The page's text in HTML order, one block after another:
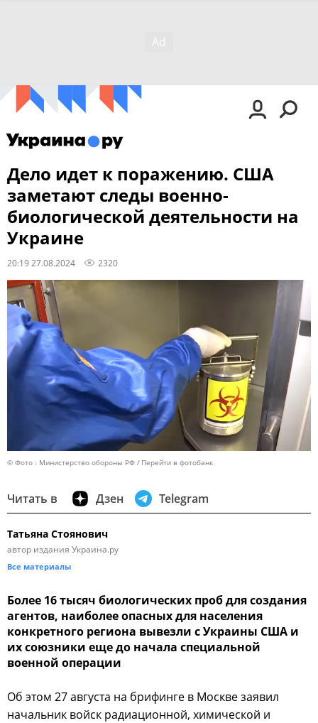
Дело идет к поражению. США
заметают следы военно-
биологической деятельности на
Украине
20:19 27.08.2024 2320
© Фото : Министерство обороны РФ Перейти в фотобанк
Читать в Дзен Telegram
Татьяна Стоянович
автор издания Украина.ру
Все материалы
Более 16 тысяч биологических проб для создания
агентов, наиболее опасных для населения
конкретного региона вывезли с Украины США и
их союзники еще до начала специальной
военной операции
Об этом 27 августа на брифинге в Москве заявил
начальник войск радиационной, химической и